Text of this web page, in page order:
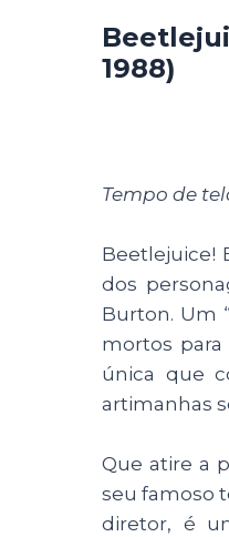
1988)
Tempo de
Beetlejuice!
dos
Burton. Um
mortos para
única que
artimanhas
Que atire a
seu famoso
diretor, é